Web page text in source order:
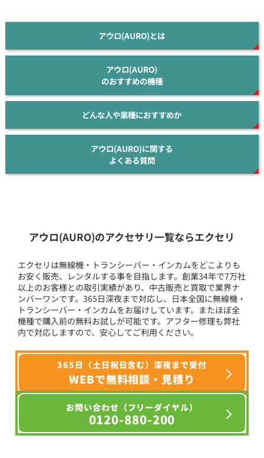
アウロ(AURO)とは
アウロ(AURO)
のおすすめの機種
どんな人や業種におすすめか
アウロ(AURO)に関する
よくある質問
アウロ(AURO)のアクセサリ一覧ならエクセリ
エクセリは無線機・トランシーバー・インカムをどこよりも
お安く販売、レンタルする事を目指します。創業34年で7万社
以上のお客様との取引実績があり、中古販売と買取で業界ナ
ンバーワンです。365日深夜まで対応し、日本全国に無線機・
トランシーバー・インカムをお届けしています。またほぼ全
機種で購入前の無料お試しが可能です。アフター修理も弊社
内で対応しますので、安心してご利用ください。
365日（土日祝日含む）深夜まで受付
WEBで無料相談・見積り
お問い合わせ（フリーダイヤル）
0120-880-200